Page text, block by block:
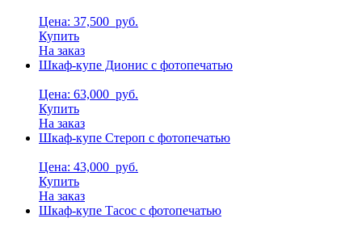
Цена: 37,500 руб.
Купить
На заказ
Шкаф-купе Дионис с фотопечатью
Цена: 63,000 руб.
Купить
На заказ
Шкаф-купе Стероп с фотопечатью
Цена: 43,000 руб.
Купить
На заказ
Шкаф-купе Тасос с фотопечатью